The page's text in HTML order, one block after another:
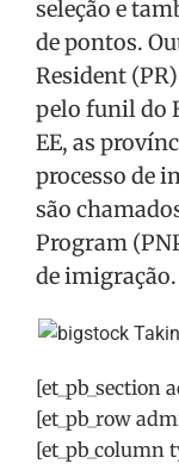
seleção e
de pontos.
Resident
pelo funil do
EE, as
processo de
são
Program
de imigração.
[et_pb_section
[et_pb_row
[et_pb_column